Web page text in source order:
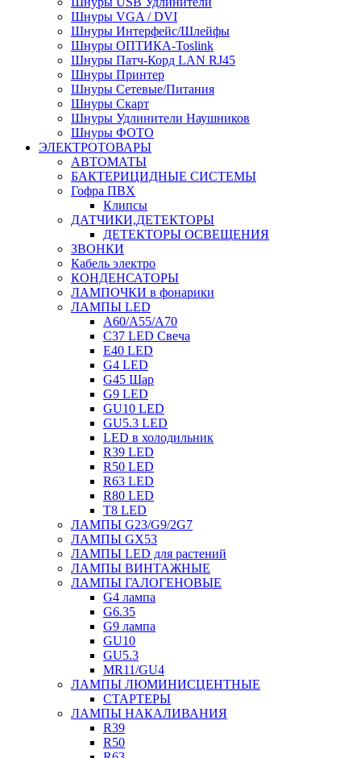
Шнуры VGA / DVI
Шнуры Интерфейс/Шлейфы
Шнуры ОПТИКА-Toslink
Шнуры Патч-Корд LAN RJ45
Шнуры Принтер
Шнуры Сетевые/Питания
Шнуры Скарт
Шнуры Удлинители Наушников
Шнуры ФОТО
ЭЛЕКТРОТОВАРЫ
АВТОМАТЫ
БАКТЕРИЦИДНЫЕ СИСТЕМЫ
Гофра ПВХ
Клипсы
ДАТЧИКИ,ДЕТЕКТОРЫ
ДЕТЕКТОРЫ ОСВЕЩЕНИЯ
ЗВОНКИ
Кабель электро
КОНДЕНСАТОРЫ
ЛАМПОЧКИ в фонарики
ЛАМПЫ LED
A60/A55/A70
C37 LED Свеча
E40 LED
G4 LED
G45 Шар
G9 LED
GU10 LED
GU5.3 LED
LED в холодильник
R39 LED
R50 LED
R63 LED
R80 LED
T8 LED
ЛАМПЫ G23/G9/2G7
ЛАМПЫ GX53
ЛАМПЫ LED для растений
ЛАМПЫ ВИНТАЖНЫЕ
ЛАМПЫ ГАЛОГЕНОВЫЕ
G4 лампа
G6.35
G9 лампа
GU10
GU5.3
MR11/GU4
ЛАМПЫ ЛЮМИНИСЦЕНТНЫЕ
СТАРТЕРЫ
ЛАМПЫ НАКАЛИВАНИЯ
R39
R50